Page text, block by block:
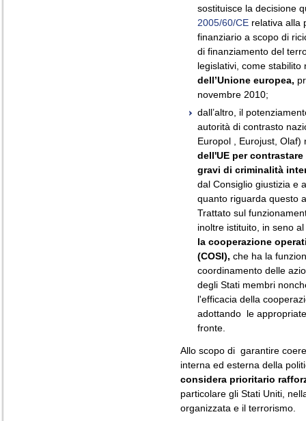
sostituisce la decisione
2005/60/CE relativa alla
finanziario a scopo di
di finanziamento del
legislativi, come stabilito
dell’Unione europea,
novembre 2010;
dall’altro, il
autorità di contrasto
Europol , Eurojust, Olaf)
dell'UE per
gravi di criminalità
dal Consiglio giustizia e
quanto riguarda questo
Trattato sul
inoltre istituito, in seno
la cooperazione
(COSI), che ha la
coordinamento delle
degli Stati membri
l'efficacia della
adottando le
fronte.
Allo scopo di garantire
interna ed esterna della
considera prioritario
particolare gli Stati Uniti,
organizzata e il terrorismo.